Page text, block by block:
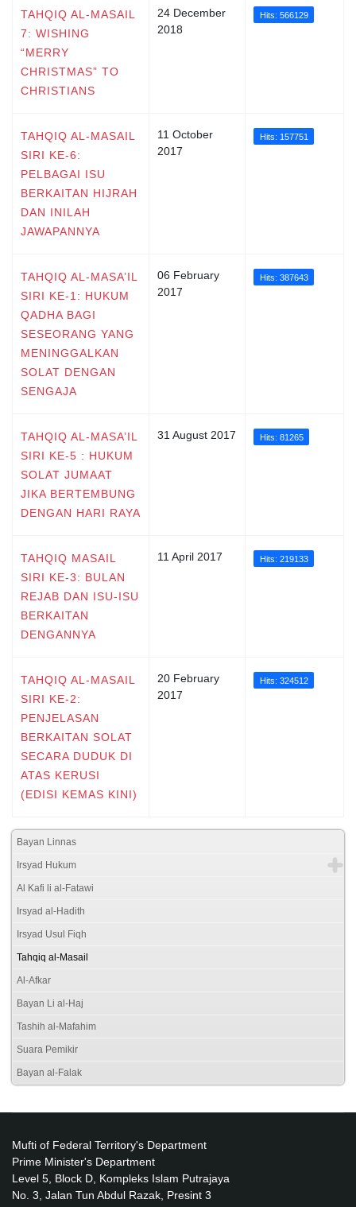
TAHQIQ AL-MASAIL
7: WISHING
“MERRY
CHRISTMAS” TO
CHRISTIANS
24 December
2018
Hits: 566129
TAHQIQ AL-MASAIL
SIRI KE-6:
PELBAGAI ISU
BERKAITAN HIJRAH
DAN INILAH
JAWAPANNYA
11 October
2017
Hits: 157751
TAHQIQ AL-MASA’IL
SIRI KE-1: HUKUM
QADHA BAGI
SESEORANG YANG
MENINGGALKAN
SOLAT DENGAN
SENGAJA
06 February
2017
Hits: 387643
TAHQIQ AL-MASA’IL
SIRI KE-5 : HUKUM
SOLAT JUMAAT
JIKA BERTEMBUNG
DENGAN HARI RAYA
31 August 2017 Hits: 81265
TAHQIQ MASAIL
SIRI KE-3: BULAN
REJAB DAN ISU-ISU
BERKAITAN
DENGANNYA
11 April 2017 Hits: 219133
TAHQIQ AL-MASAIL
SIRI KE-2:
PENJELASAN
BERKAITAN SOLAT
SECARA DUDUK DI
ATAS KERUSI
(EDISI KEMAS KINI)
20 February
2017
Hits: 324512
Bayan Linnas
Irsyad Hukum
Al Kafi li al-Fatawi
Irsyad al-Hadith
Irsyad Usul Fiqh
Tahqiq al-Masail
Al-Afkar
Bayan Li al-Haj
Tashih al-Mafahim
Suara Pemikir
Bayan al-Falak
Mufti of Federal Territory's Department
Prime Minister's Department
Level 5, Block D, Kompleks Islam Putrajaya
No. 3, Jalan Tun Abdul Razak, Presint 3